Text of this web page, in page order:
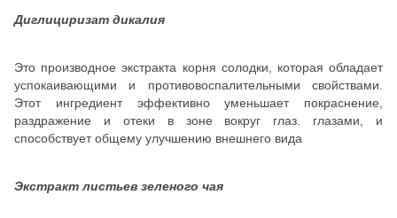
Диглициризат дикалия
Это производное экстракта корня солодки, которая обладает
успокаивающими и противовоспалительными свойствами.
Этот ингредиент эффективно уменьшает покраснение,
раздражение и отеки в зоне вокруг глаз. глазами, и
способствует общему улучшению внешнего вида
Экстракт листьев зеленого чая